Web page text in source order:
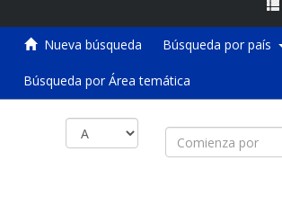
Nueva búsqueda Búsqueda por país
Búsqueda por Área temática